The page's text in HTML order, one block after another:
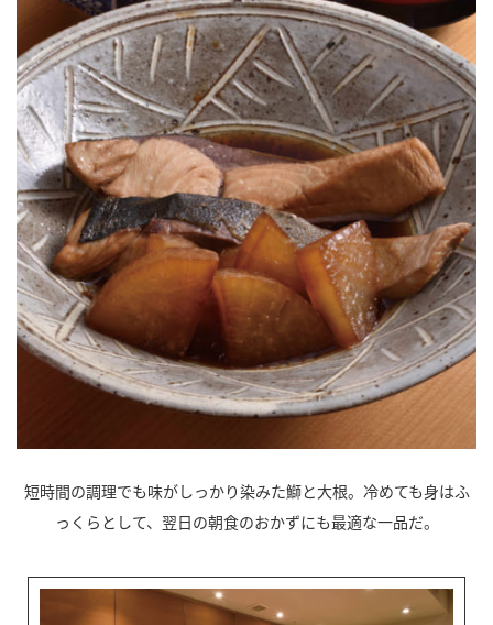
短時間の調理でも味がしっかり染みた鰤と大根。冷めても身はふ
っくらとして、翌日の朝食のおかずにも最適な一品だ。